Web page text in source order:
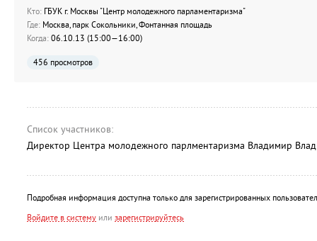
Кто: ГБУК г. Москвы "Центр молодежного парламентаризма"
Где: Москва, парк Сокольники, Фонтанная площадь
Когда: 06.10.13 (15:00—16:00)
456 просмотров
Список участников:
Директор Центра молодежного парлментаризма Владимир
Подробная информация доступна только для зарегистрированных
Войдите в систему или зарегистрируйтесь